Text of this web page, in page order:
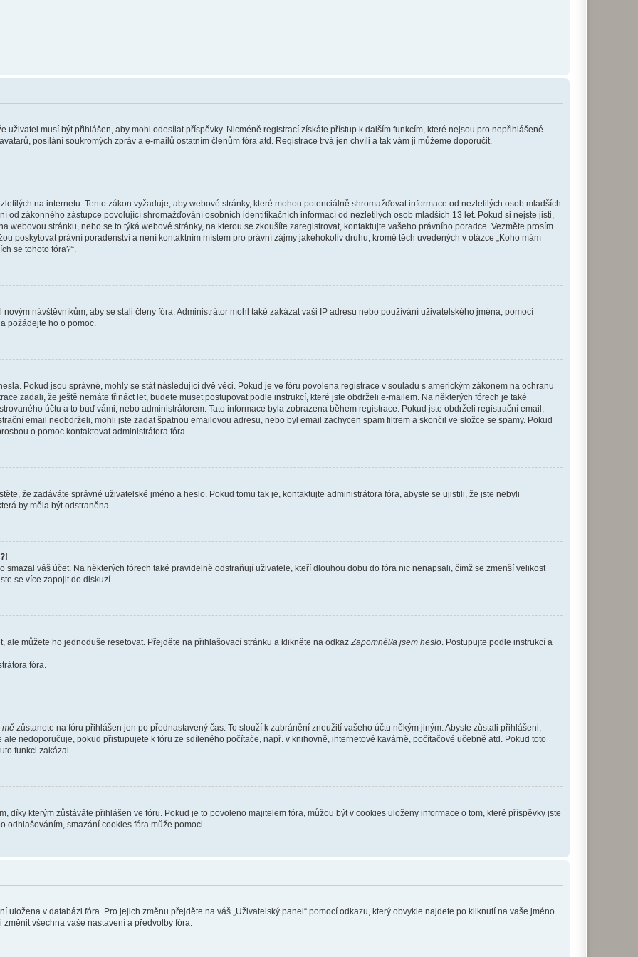
uživatel musí být přihlášen, aby mohl odesílat příspěvky. Nicméně registrací získáte přístup k dalším funkcím, které nejsou pro nepřihlášené
posílání soukromých zpráv a e-mailů ostatním členům fóra atd. Registrace trvá jen chvíli a tak vám ji můžeme doporučit.
na internetu. Tento zákon vyžaduje, aby webové stránky, které mohou potenciálně shromažďovat informace od nezletilých osob mladších
od zákonného zástupce povolující shromažďování osobních identifikačních informací od nezletilých osob mladších 13 let. Pokud si nejste jisti,
webovou stránku, nebo se to týká webové stránky, na kterou se zkoušíte zaregistrovat, kontaktujte vašeho právního poradce. Vezměte prosím
poskytovat právní poradenství a není kontaktním místem pro právní zájmy jakéhokoliv druhu, kromě těch uvedených v otázce „Koho mám
se tohoto fóra?“.
návštěvníkům, aby se stali členy fóra. Administrátor mohl také zakázat vaši IP adresu nebo používání uživatelského jména, pomocí
požádejte ho o pomoc.
Pokud jsou správné, mohly se stát následující dvě věci. Pokud je ve fóru povolena registrace v souladu s americkým zákonem na ochranu
zadali, že ještě nemáte třináct let, budete muset postupovat podle instrukcí, které jste obdrželi e-mailem. Na některých fórech je také
účtu a to buď vámi, nebo administrátorem. Tato informace byla zobrazena během registrace. Pokud jste obdrželi registrační email,
email neobdrželi, mohli jste zadat špatnou emailovou adresu, nebo byl email zachycen spam filtrem a skončil ve složce se spamy. Pokud
o pomoc kontaktovat administrátora fóra.
že zadáváte správné uživatelské jméno a heslo. Pokud tomu tak je, kontaktujte administrátora fóra, abyste se ujistili, že jste nebyli
by měla být odstraněna.
váš účet. Na některých fórech také pravidelně odstraňují uživatele, kteří dlouhou dobu do fóra nic nenapsali, čímž se zmenší velikost
se více zapojit do diskuzí.
můžete ho jednoduše resetovat. Přejděte na přihlašovací stránku a klikněte na odkaz Zapomněl/a jsem heslo . Postupujte podle instrukcí a
fóra.
mě zůstanete na fóru přihlášen jen po přednastavený čas. To slouží k zabránění zneužití vašeho účtu někým jiným. Abyste zůstali přihlášeni,
ale nedoporučuje, pokud přistupujete k fóru ze sdíleného počítače, např. v knihovně, internetové kavárně, počítačové učebně atd. Pokud toto
funkci zakázal.
díky kterým zůstáváte přihlášen ve fóru. Pokud je to povoleno majitelem fóra, můžou být v cookies uloženy informace o tom, které příspěvky jste
odhlašováním, smazání cookies fóra může pomoci.
uložena v databázi fóra. Pro jejich změnu přejděte na váš „Uživatelský panel“ pomocí odkazu, který obvykle najdete po kliknutí na vaše jméno
všechna vaše nastavení a předvolby fóra.